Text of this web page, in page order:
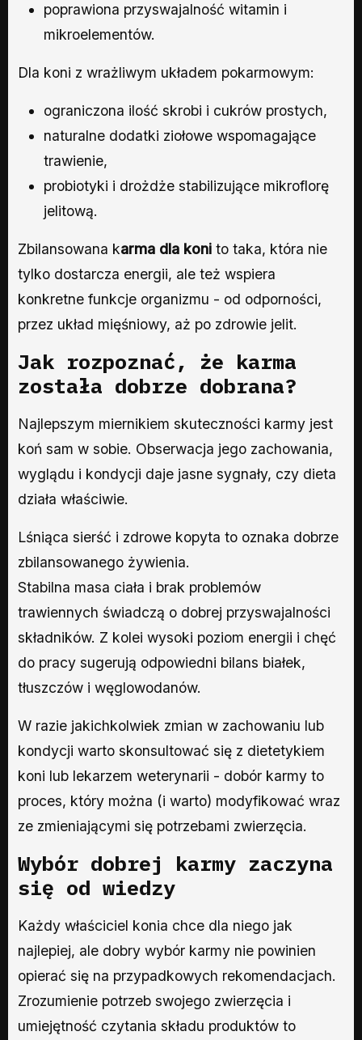
poprawiona przyswajalność witamin i
mikroelementów.
Dla koni z wrażliwym układem pokarmowym:
ograniczona ilość skrobi i cukrów prostych,
naturalne dodatki ziołowe wspomagające
trawienie,
probiotyki i drożdże stabilizujące mikroflorę
jelitową.
Zbilansowana karma dla koni to taka, która nie
tylko dostarcza energii, ale też wspiera
konkretne funkcje organizmu - od odporności,
przez układ mięśniowy, aż po zdrowie jelit.
Jak rozpoznać, że karma
została dobrze dobrana?
Najlepszym miernikiem skuteczności karmy jest
koń sam w sobie. Obserwacja jego zachowania,
wyglądu i kondycji daje jasne sygnały, czy dieta
działa właściwie.
Lśniąca sierść i zdrowe kopyta to oznaka dobrze
zbilansowanego żywienia.
Stabilna masa ciała i brak problemów
trawiennych świadczą o dobrej przyswajalności
składników. Z kolei wysoki poziom energii i chęć
do pracy sugerują odpowiedni bilans białek,
tłuszczów i węglowodanów.
W razie jakichkolwiek zmian w zachowaniu lub
kondycji warto skonsultować się z dietetykiem
koni lub lekarzem weterynarii - dobór karmy to
proces, który można (i warto) modyfikować wraz
ze zmieniającymi się potrzebami zwierzęcia.
Wybór dobrej karmy zaczyna
się od wiedzy
Każdy właściciel konia chce dla niego jak
najlepiej, ale dobry wybór karmy nie powinien
opierać się na przypadkowych rekomendacjach.
Zrozumienie potrzeb swojego zwierzęcia i
umiejętność czytania składu produktów to